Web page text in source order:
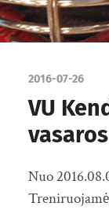
2016-07-26
VU
Nuo